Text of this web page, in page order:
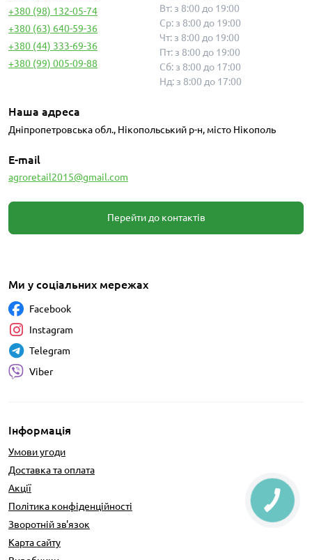
+380 (98) 132-05-74
+380 (63) 640-59-36
+380 (44) 333-69-36
+380 (99) 005-09-88
Вт: з 8:00 до 19:00
Ср: з 8:00 до 19:00
Чт: з 8:00 до 19:00
Пт: з 8:00 до 19:00
Сб: з 8:00 до 17:00
Нд: з 8:00 до 17:00
Наша адреса
Дніпропетровська обл., Нікопольський р-н, місто Нікополь
E-mail
agroretail2015@gmail.com
Перейти до контактів
Інформація
Умови угоди
Доставка та оплата
Акції
Політика конфіденційності
Зворотній зв'язок
Карта сайту
Ми у соціальних мережах
Facebook
Instagram
Telegram
Viber